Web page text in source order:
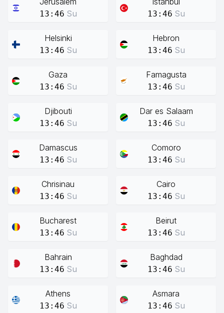
13:46 Su 13:46 Su
Helsinki
13:46 Su
Hebron
13:46 Su
Gaza
13:46 Su
Famagusta
13:46 Su
Djibouti
13:46 Su
Dar es Salaam
13:46 Su
Damascus
13:46 Su
Comoro
13:46 Su
Chrisinau
13:46 Su
Cairo
13:46 Su
Bucharest
13:46 Su
Beirut
13:46 Su
Bahrain
13:46 Su
Baghdad
13:46 Su
Athens
13:46 Su
Asmara
13:46 Su